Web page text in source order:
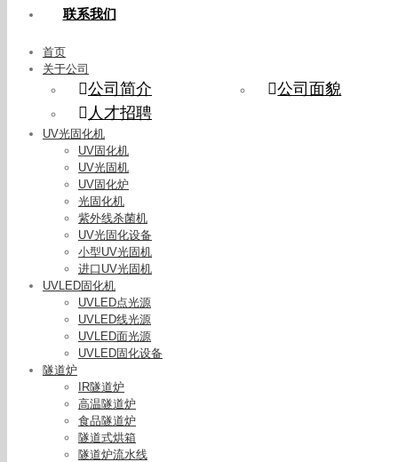
联系我们
首页
关于公司
公司简介
公司面貌
人才招聘
UV光固化机
UV固化机
UV光固机
UV固化炉
光固化机
紫外线杀菌机
UV光固化设备
小型UV光固机
进口UV光固机
UVLED固化机
UVLED点光源
UVLED线光源
UVLED面光源
UVLED固化设备
隧道炉
IR隧道炉
高温隧道炉
食品隧道炉
隧道式烘箱
隧道炉流水线